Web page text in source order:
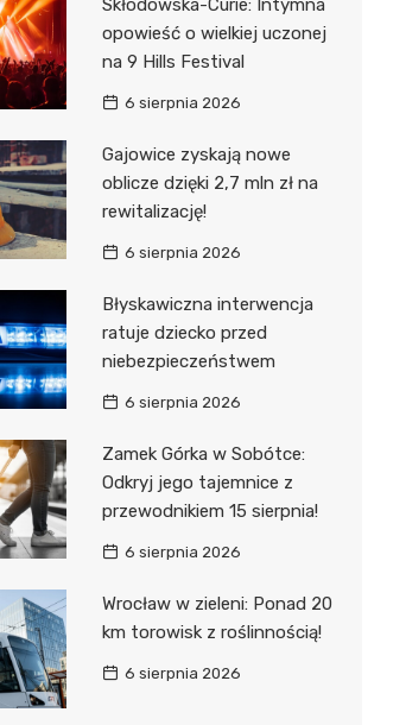
Skłodowska-Curie: Intymna
opowieść o wielkiej uczonej
na 9 Hills Festival
6 sierpnia 2026
Gajowice zyskają nowe
oblicze dzięki 2,7 mln zł na
rewitalizację!
6 sierpnia 2026
Błyskawiczna interwencja
ratuje dziecko przed
niebezpieczeństwem
6 sierpnia 2026
Zamek Górka w Sobótce:
Odkryj jego tajemnice z
przewodnikiem 15 sierpnia!
6 sierpnia 2026
Wrocław w zieleni: Ponad 20
km torowisk z roślinnością!
6 sierpnia 2026